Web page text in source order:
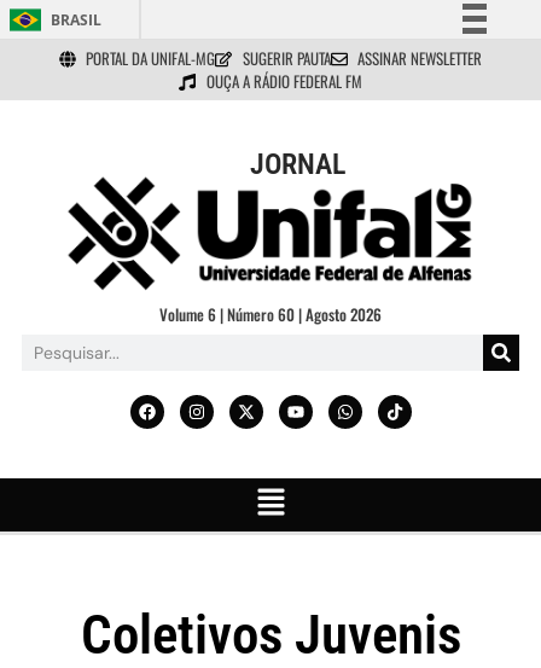
BRASIL
Simplifique!
Comunica BR
Acesso à informação
Legislação
Canais
PORTAL DA UNIFAL-MG SUGERIR PAUTA
ASSINAR NEWSLETTER
OUÇA A RÁDIO FEDERAL FM
JORNAL
Volume 6 | Número 60 | Agosto 2026
Coletivos Juvenis